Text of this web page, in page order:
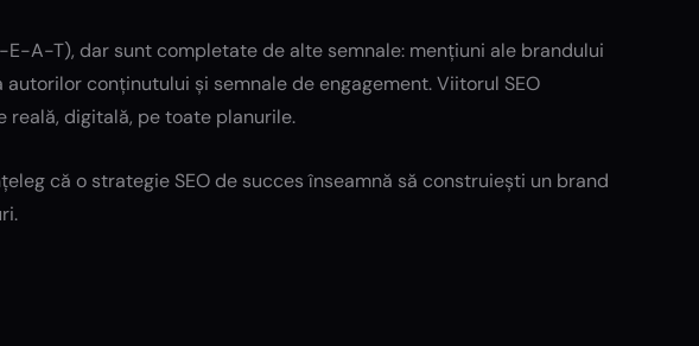
A-T), dar sunt completate de alte semnale: mențiuni ale brandului
conținutului și semnale de engagement. Viitorul SEO
digitală, pe toate planurile.
că o strategie SEO de succes înseamnă să construiești un brand